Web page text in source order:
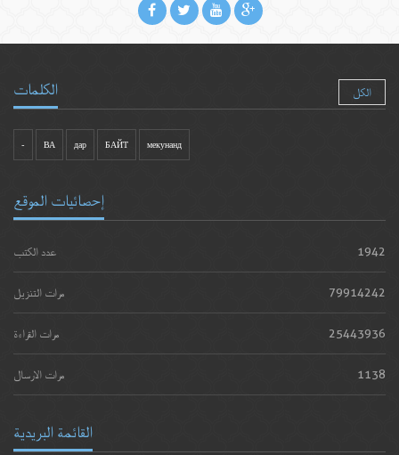
الكلمات الكل
- ВА дар БАЙТ мекунанд
إحصائيات الموقع
عدد الكتب 1942
مرات التنزيل 79914242
مرات القراءة 25443936
مرات الارسال 1138
القائمة البريدية